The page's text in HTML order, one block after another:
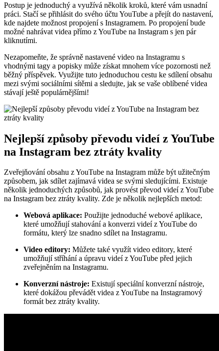
Postup je jednoduchý a využívá několik kroků, které vám usnadní
práci. Stačí se přihlásit do svého účtu YouTube a přejít do nastavení,
kde najdete možnost propojení s Instagramem. Po propojení bude
možné nahrávat videa přímo z YouTube na Instagram s jen pár
kliknutími.
Nezapomeňte, že správně nastavené video na Instagramu s
vhodnými tagy a popisky může získat mnohem více pozornosti než
běžný příspěvek. Využijte tuto jednoduchou cestu ke sdílení obsahu
mezi svými sociálními sítěmi a sledujte, jak se vaše oblíbené videa
stávají ještě populárnějšími!
Nejlepší způsoby převodu videí z YouTube
na Instagram bez ztráty kvality
Zveřejňování obsahu z YouTube na Instagram může být užitečným
způsobem, jak sdílet zajímavá videa se svými sledujícími. Existuje
několik jednoduchých způsobů, jak provést převod videí z YouTube
na Instagram bez ztráty kvality. Zde je několik nejlepších metod:
Webová aplikace: Použijte jednoduché webové aplikace,
které umožňují stahování a konverzi videí z YouTube do
formátu, který lze snadno sdílet na Instagramu.
Video editory: Můžete také využít video editory, které
umožňují stříhání a úpravu videí z YouTube před jejich
zveřejněním na Instagramu.
Konverzní nástroje: Existují speciální konverzní nástroje,
které dokážou převádět videa z YouTube na Instagramový
formát bez ztráty kvality.